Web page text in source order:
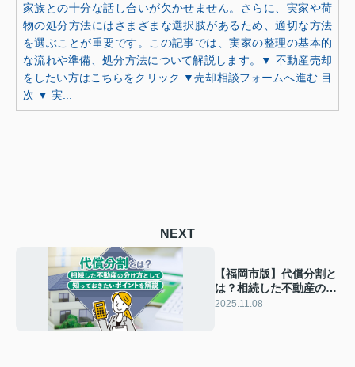
家族との十分な話し合いが欠かせません。さらに、実家や荷
物の処分方法にはさまざまな選択肢があるため、適切な方法
を選ぶことが重要です。この記事では、実家の整理の基本的
な流れや準備、処分方法について解説します。▼ 不動産売却
をしたい方はこちらをクリック ▼売却相談フォームへ進む 目
次 ▼ 実...
NEXT
【福岡市版】代償分割と
は？相続した不動産の分
け方として知っておきた
2025.11.08